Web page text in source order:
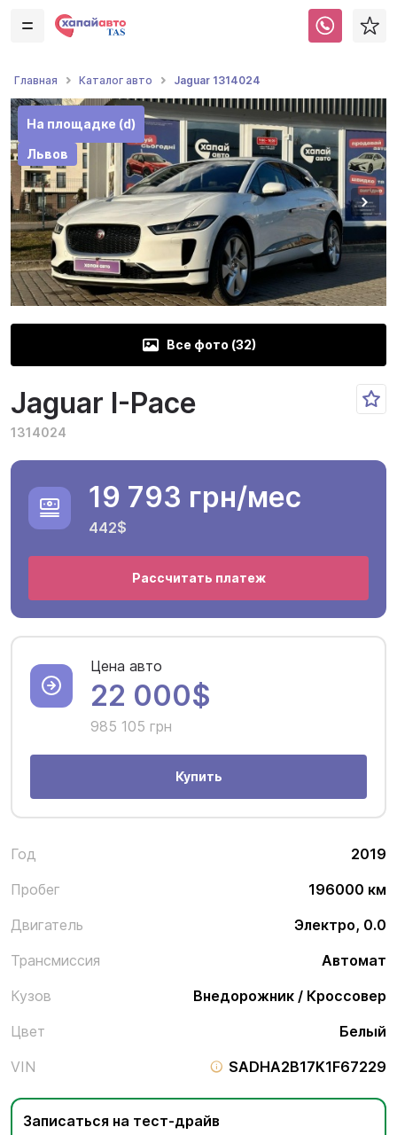
Главная Каталог авто Jaguar 1314024
На площадке (d)
Львов
Все фото (32)
Jaguar I-Pace
1314024
Год
2019
Пробег
196000 км
Двигатель
Электро, 0.0
Трансмиссия
Автомат
Кузов
Внедорожник / Кроссовер
Цвет
Белый
VIN
SADHA2B17K1F67229
Записаться на тест-драйв
19 793 грн/мес
442$
Рассчитать платеж
Цена авто
22 000$
985 105 грн
Купить